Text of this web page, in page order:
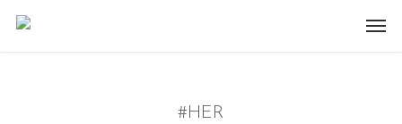
#HER